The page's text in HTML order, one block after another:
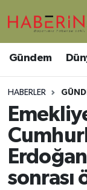
Gündem
HABERLER
sonrası
Asayiş
Bilim ve
Çevre
DIŞ HABER
Dünya
Nöbetçi
Hava
Trafik
Süper Lig
Tüm